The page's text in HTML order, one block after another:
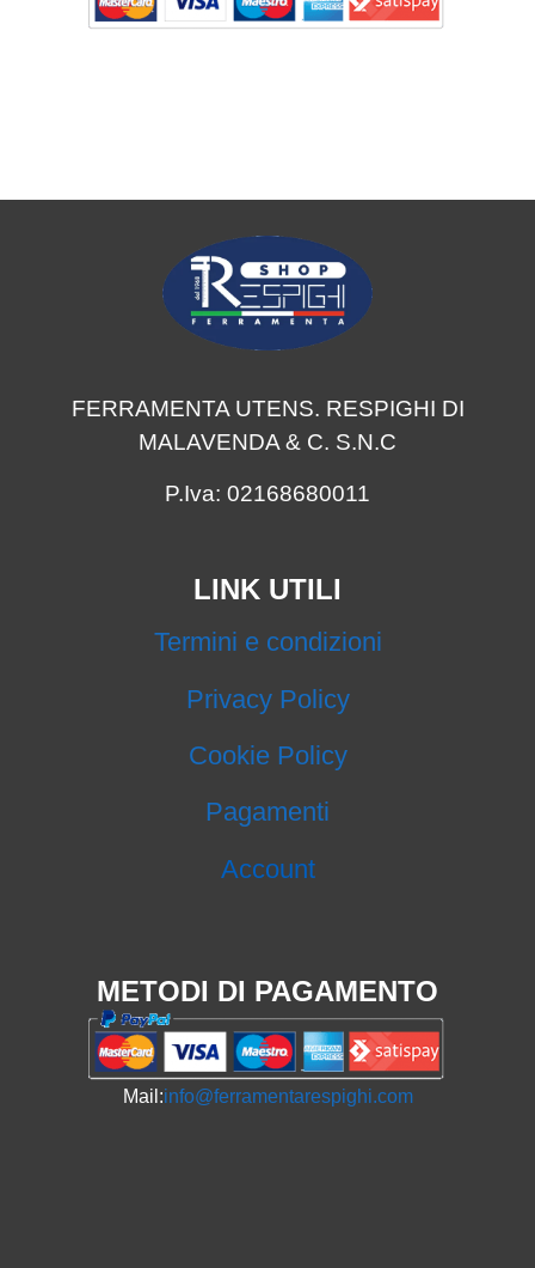
FERRAMENTA UTENS. RESPIGHI DI
MALAVENDA & C. S.N.C
P.Iva: 02168680011
LINK UTILI
Termini e condizioni
Privacy Policy
Cookie Policy
Pagamenti
Account
METODI DI PAGAMENTO
Mail:info@ferramentarespighi.com